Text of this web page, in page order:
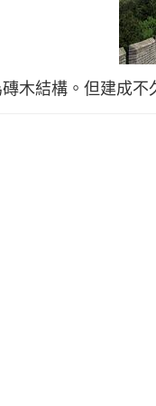
木結構。但建成